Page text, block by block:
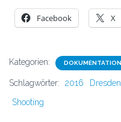
Facebook X
Kategorien: DOKUMENTATION
Schlagwörter: 2016 Dresden
Shooting